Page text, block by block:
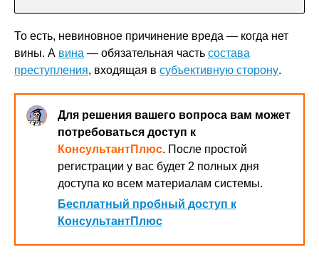
То есть, невиновное причинение вреда — когда нет
вины. А вина — обязательная часть состава
преступления, входящая в субъективную сторону.
Для решения вашего вопроса вам может
потребоваться доступ к
КонсультантПлюс. После простой
регистрации у вас будет 2 полных дня
доступа ко всем материалам системы.
Бесплатный пробный доступ к
КонсультантПлюс